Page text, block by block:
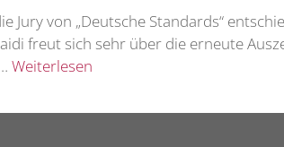
von „Deutsche Standards“
freut sich sehr über die erneute
Weiterlesen